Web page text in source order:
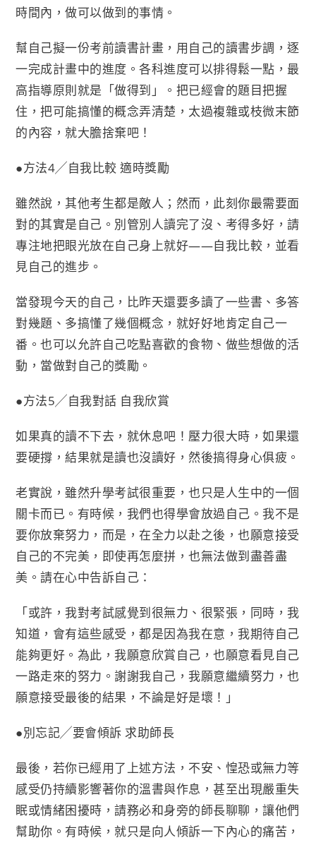
時間內，做可以做到的事情。
幫自己擬一份考前讀書計畫，用自己的讀書步調，逐
一完成計畫中的進度。各科進度可以排得鬆一點，最
高指導原則就是「做得到」。把已經會的題目把握
住，把可能搞懂的概念弄清楚，太過複雜或枝微末節
的內容，就大膽捨棄吧！
●方法4╱自我比較 適時獎勵
雖然說，其他考生都是敵人；然而，此刻你最需要面
對的其實是自己。別管別人讀完了沒、考得多好，請
專注地把眼光放在自己身上就好——自我比較，並看
見自己的進步。
當發現今天的自己，比昨天還要多讀了一些書、多答
對幾題、多搞懂了幾個概念，就好好地肯定自己一
番。也可以允許自己吃點喜歡的食物、做些想做的活
動，當做對自己的獎勵。
●方法5╱自我對話 自我欣賞
如果真的讀不下去，就休息吧！壓力很大時，如果還
要硬撐，結果就是讀也沒讀好，然後搞得身心俱疲。
老實說，雖然升學考試很重要，也只是人生中的一個
關卡而已。有時候，我們也得學會放過自己。我不是
要你放棄努力，而是，在全力以赴之後，也願意接受
自己的不完美，即使再怎麼拼，也無法做到盡善盡
美。請在心中告訴自己：
「或許，我對考試感覺到很無力、很緊張，同時，我
知道，會有這些感受，都是因為我在意，我期待自己
能夠更好。為此，我願意欣賞自己，也願意看見自己
一路走來的努力。謝謝我自己，我願意繼續努力，也
願意接受最後的結果，不論是好是壞！」
●別忘記╱要會傾訴 求助師長
最後，若你已經用了上述方法，不安、惶恐或無力等
感受仍持續影響著你的溫書與作息，甚至出現嚴重失
眠或情緒困擾時，請務必和身旁的師長聊聊，讓他們
幫助你。有時候，就只是向人傾訴一下內心的痛苦，